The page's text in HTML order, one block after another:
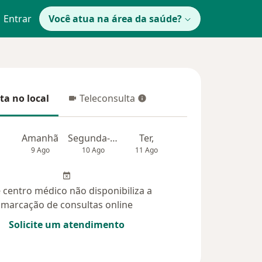
Entrar Você atua na área da saúde?
no local
no local Teleconsulta
Teleconsulta
Amanhã
9 Ago
Segunda-feira
10 Ago
Ter,
11 Ago
centro médico não disponibiliza a
marcação de consultas online
Solicite um atendimento